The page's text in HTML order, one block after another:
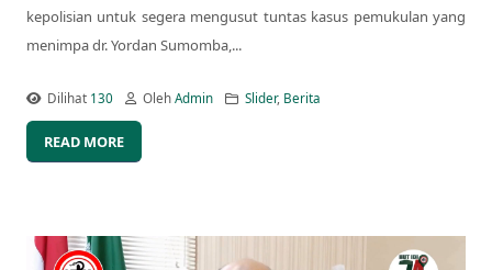
kepolisian untuk segera mengusut tuntas kasus pemukulan yang
menimpa dr. Yordan Sumomba,...
Dilihat 130 OlehAdmin Slider, Berita
READ MORE